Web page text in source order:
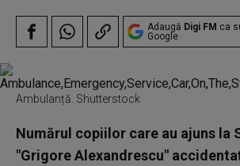
Adaugă Digi FM ca
Google
Ambulanță. Shutterstock
Numărul copiilor care au ajuns la
"Grigore Alexandrescu"